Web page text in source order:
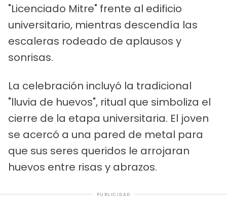
"Licenciado Mitre" frente al edificio
universitario, mientras descendía las
escaleras rodeado de aplausos y
sonrisas.
La celebración incluyó la tradicional
"lluvia de huevos", ritual que simboliza el
cierre de la etapa universitaria. El joven
se acercó a una pared de metal para
que sus seres queridos le arrojaran
huevos entre risas y abrazos.
PUBLICIDAD